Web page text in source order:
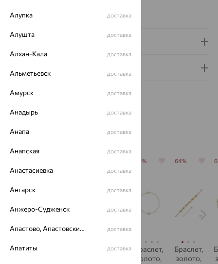
Вес металла:
Похожие изделия
Браслет,
Браслет,
64%
Браслет,
золото,
64%
Браслет,
золото,
Алупка доставка
Алушта доставка
Алхан-Кала доставка
Альметьевск доставка
Амурск доставка
Анадырь доставка
Анапа доставка
Анапская доставка
Анастасиевка доставка
Ангарск доставка
Анжеро-Судженск доставка
Апастово, Апастовский район доставка
Апатиты доставка